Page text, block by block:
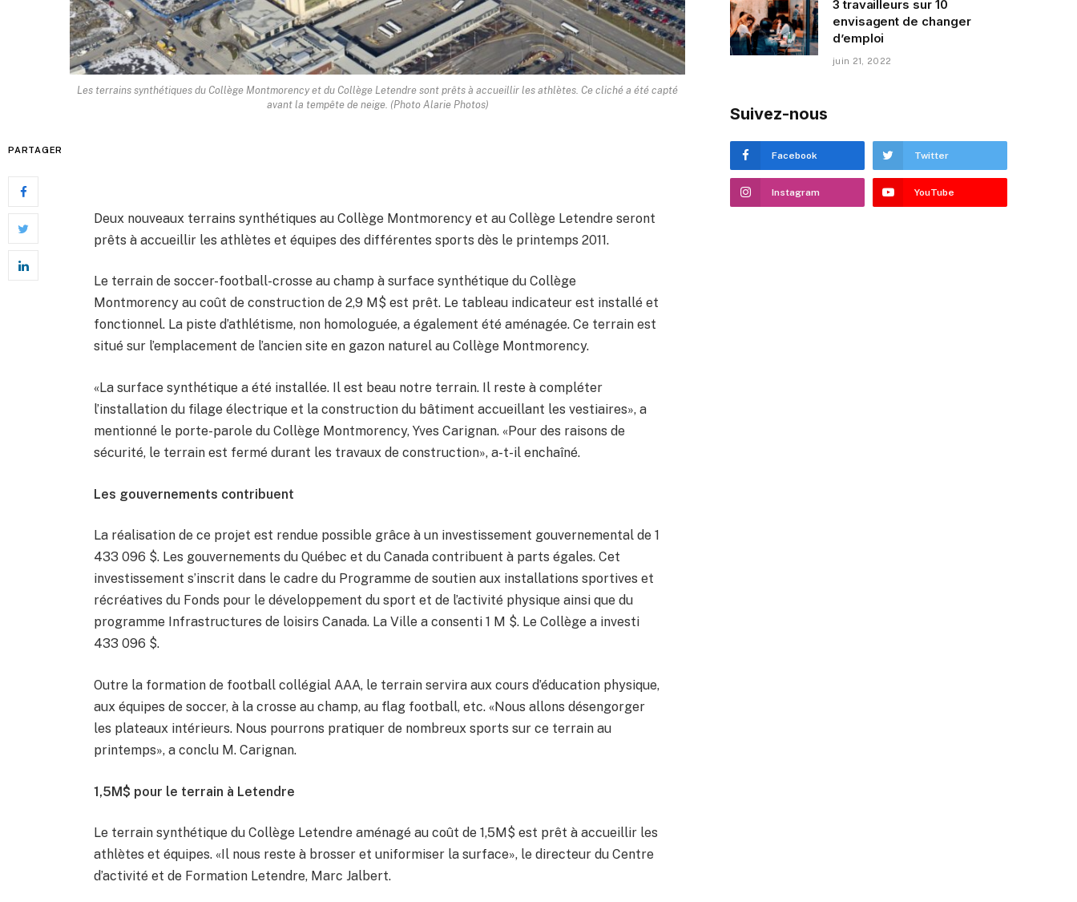
Les terrains synthétiques du Collège Montmorency et du Collège Letendre sont prêts à accueillir les athlètes. Ce cliché a été capté
avant la tempête de neige. (Photo Alarie Photos)
PARTAGER
Deux nouveaux terrains synthétiques au Collège Montmorency et au Collège Letendre seront
prêts à accueillir les athlètes et équipes des différentes sports dès le printemps 2011.
Le terrain de soccer-football-crosse au champ à surface synthétique du Collège
Montmorency au coût de construction de 2,9 M$ est prêt. Le tableau indicateur est installé et
fonctionnel. La piste d’athlétisme, non homologuée, a également été aménagée. Ce terrain est
situé sur l’emplacement de l’ancien site en gazon naturel au Collège Montmorency.
«La surface synthétique a été installée. Il est beau notre terrain. Il reste à compléter
l’installation du filage électrique et la construction du bâtiment accueillant les vestiaires», a
mentionné le porte-parole du Collège Montmorency, Yves Carignan. «Pour des raisons de
sécurité, le terrain est fermé durant les travaux de construction», a-t-il enchaîné.
Les gouvernements contribuent
La réalisation de ce projet est rendue possible grâce à un investissement gouvernemental de 1
433 096 $. Les gouvernements du Québec et du Canada contribuent à parts égales. Cet
investissement s’inscrit dans le cadre du Programme de soutien aux installations sportives et
récréatives du Fonds pour le développement du sport et de l’activité physique ainsi que du
programme Infrastructures de loisirs Canada. La Ville a consenti 1 M $. Le Collège a investi
433 096 $.
Outre la formation de football collégial AAA, le terrain servira aux cours d’éducation physique,
aux équipes de soccer, à la crosse au champ, au flag football, etc. «Nous allons désengorger
les plateaux intérieurs. Nous pourrons pratiquer de nombreux sports sur ce terrain au
printemps», a conclu M. Carignan.
1,5M$ pour le terrain à Letendre
Le terrain synthétique du Collège Letendre aménagé au coût de 1,5M$ est prêt à accueillir les
athlètes et équipes. «Il nous reste à brosser et uniformiser la surface», le directeur du Centre
d’activité et de Formation Letendre, Marc Jalbert.
3 travailleurs sur 10
envisagent de changer
d’emploi
juin 21, 2022
Suivez-nous
Facebook Twitter
Instagram YouTube